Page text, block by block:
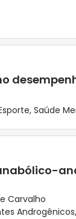
, Saúde
Carvalho
Androgênicos,